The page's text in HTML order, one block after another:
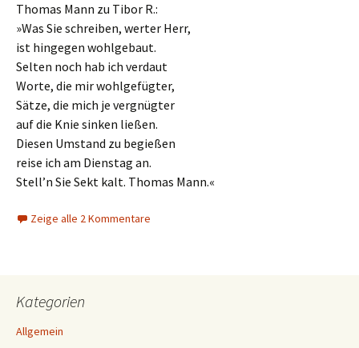
Thomas Mann zu Tibor R.:
»Was Sie schreiben, werter Herr,
ist hingegen wohlgebaut.
Selten noch hab ich verdaut
Worte, die mir wohlgefügter,
Sätze, die mich je vergnügter
auf die Knie sinken ließen.
Diesen Umstand zu begießen
reise ich am Dienstag an.
Stell’n Sie Sekt kalt. Thomas Mann.«
Zeige alle 2 Kommentare
Kategorien
Allgemein